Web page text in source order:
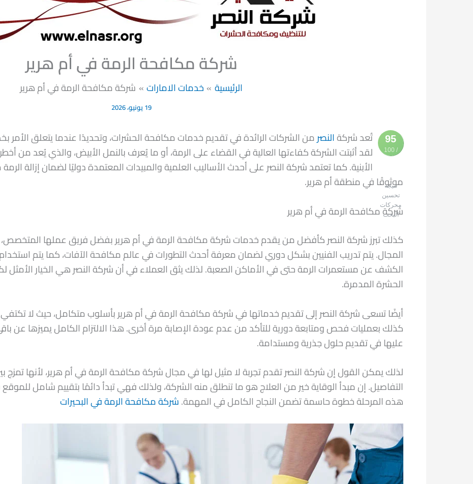
شركة مكافحة الرمة في أم هرير
الرئيسية خدمات الامارات شركة مكافحة الرمة في أم هرير
19 يونيو، 2026
95
/ 100
نتيجة
تحسين
محركات
البحث
تُعد شركةالنصرمن الشركات الرائدة في تقديم خدمات مكافحة الحشرات، وتحديدًا عندما يتعلق الأمر
لقد أثبتت الشركة كفاءتها العالية في القضاء على الرمة، أو ما يُعرف بالنمل الأبيض، والذي يُعد من
الأبنية. كما تعتمد شركة النصر على أحدث الأساليب العلمية والمبيدات المعتمدة دوليًا لضمان إزالة
موثوقًا في منطقة أم هرير.
شركة مكافحة الرمة في أم هرير
كذلك تبرز شركة النصر كأفضل من يقدم خدمات شركة مكافحة الرمة في أم هرير بفضل فريق عملها المتخصص،
المجال. يتم تدريب الفنيين بشكل دوري لضمان معرفة أحدث التطورات في عالم مكافحة الآفات، كما يتم
الكشف عن مستعمرات الرمة حتى في الأماكن الصعبة. لذلك يثق العملاء في أن شركة النصر هي الخيار
الحشرة المدمرة.
أيضًا تسعى شركة النصر إلى تقديم خدماتها في شركة مكافحة الرمة في أم هرير بأسلوب متكامل، حيث لا
كذلك بعمليات فحص ومتابعة دورية للتأكد من عدم عودة الإصابة مرة أخرى. هذا الالتزام الكامل يميزها عن
عليها في تقديم حلول جذرية ومستدامة.
لذلك يمكن القول إن شركة النصر تقدم تجربة لا مثيل لها في مجال شركة مكافحة الرمة في أم هرير، لأنها تمزج
التفاصيل. إن مبدأ الوقاية خير من العلاج هو ما تنطلق منه الشركة، ولذلك فهي تبدأ دائمًا بتقييم شامل
هذه المرحلة خطوة حاسمة تضمن النجاح الكامل في المهمة.شركة مكافحة الرمة في البحيرات